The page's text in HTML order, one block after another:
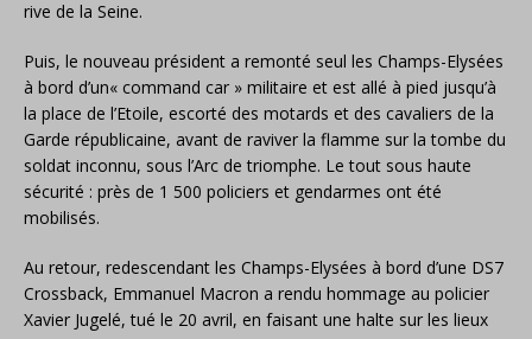
rive de la Seine.
Puis, le nouveau président a remonté seul les Champs-Elysées
à bord d’un« command car » militaire et est allé à pied jusqu’à
la place de l’Etoile, escorté des motards et des cavaliers de la
Garde républicaine, avant de raviver la flamme sur la tombe du
soldat inconnu, sous l’Arc de triomphe. Le tout sous haute
sécurité : près de 1 500 policiers et gendarmes ont été
mobilisés.
Au retour, redescendant les Champs-Elysées à bord d’une DS7
Crossback, Emmanuel Macron a rendu hommage au policier
Xavier Jugelé, tué le 20 avril, en faisant une halte sur les lieux